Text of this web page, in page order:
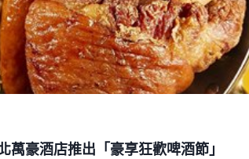
萬豪酒店推出「豪享狂歡啤酒節」